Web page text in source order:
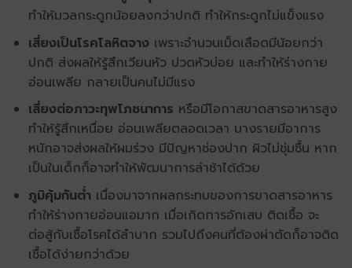
ทำให้มวลกระดูกน้อยลงกว่าปกติ ทำให้กระดูกไม่แข็งแรง
เสี่ยงเป็นโรคโลหิตจาง เพราะจำนวนเม็ดเลือดมีน้อยกว่า
ปกติ ส่งผลให้รู้สึกเวียนหัว ปวดหัวบ่อย และทำให้ร่างกาย
อ่อนเพลีย กลายเป็นคนไม่มีแรง
เสี่ยงต่อภาวะทุพโภชนาการ หรือมีโอกาสขาดสารอาหารสูง
ทำให้รู้สึกเหนื่อย อ่อนเพลียตลอดเวลา บางรายมีอาการ
หนักอาจส่งผลให้ผมร่วง มีปัญหาช่องปาก ผิวไม่ชุ่มชื้น หาก
เป็นในเด็กก็อาจทำให้พัฒนาการล่าช้าได้ด้วย
ภูมิคุ้มกันต่ำ เนื่องมาจากผลกระทบของการขาดสารอาหาร
ทำให้ร่างกายอ่อนแอมาก เมื่อเกิดการอักเสบ ติดเชื้อ จะ
ต่อสู้กับเชื้อโรคได้ลำบาก รวมไปถึงคนที่ต้องผ่าตัดก็อาจติด
เชื้อได้ง่ายกว่าด้วย